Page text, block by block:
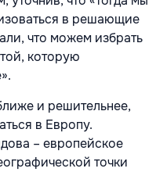
в решающие
что можем избрать
которую
и решительнее,
в Европу.
– европейское
точки